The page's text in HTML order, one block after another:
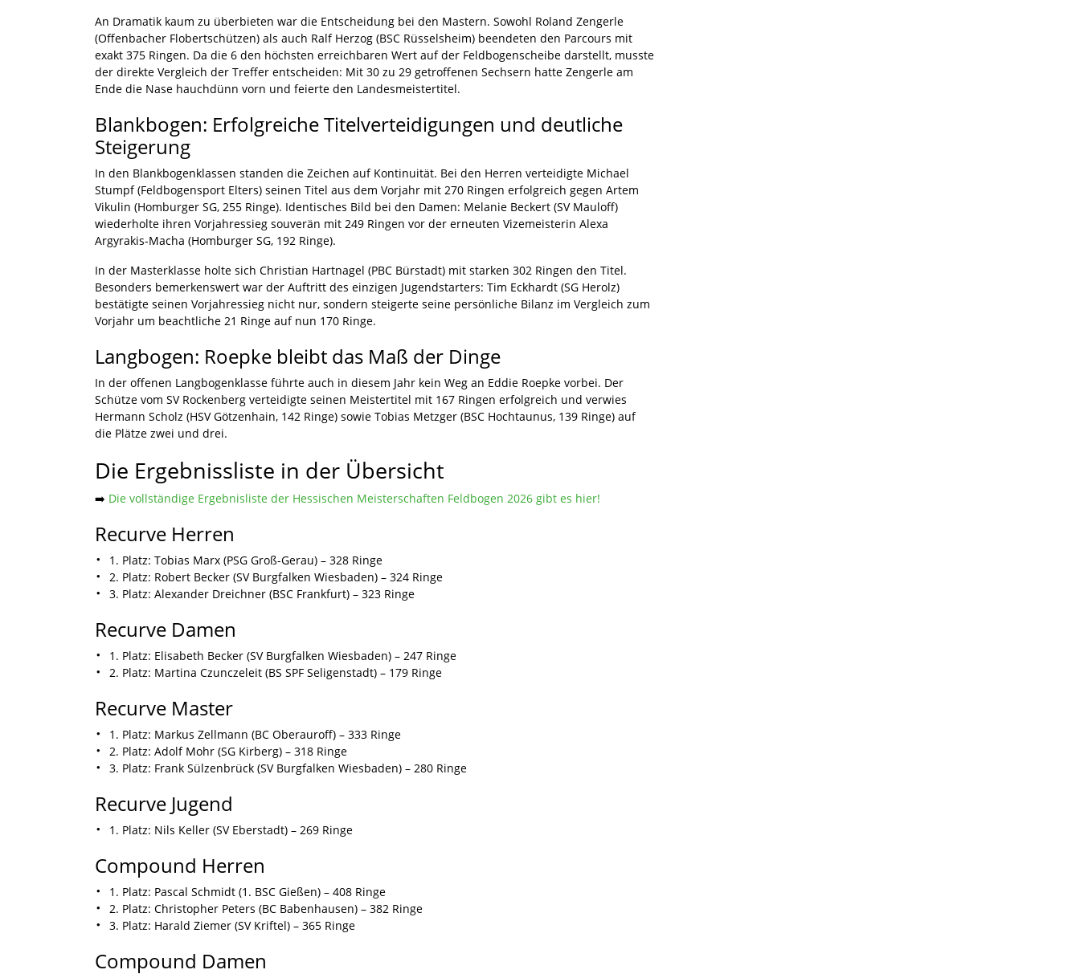
An Dramatik kaum zu überbieten war die Entscheidung bei den Mastern. Sowohl Roland Zengerle
(Offenbacher Flobertschützen) als auch Ralf Herzog (BSC Rüsselsheim) beendeten den Parcours mit
exakt 375 Ringen. Da die 6 den höchsten erreichbaren Wert auf der Feldbogenscheibe darstellt, musste
der direkte Vergleich der Treffer entscheiden: Mit 30 zu 29 getroffenen Sechsern hatte Zengerle am
Ende die Nase hauchdünn vorn und feierte den Landesmeistertitel.
Blankbogen: Erfolgreiche Titelverteidigungen und deutliche
Steigerung
In den Blankbogenklassen standen die Zeichen auf Kontinuität. Bei den Herren verteidigte Michael
Stumpf (Feldbogensport Elters) seinen Titel aus dem Vorjahr mit 270 Ringen erfolgreich gegen Artem
Vikulin (Homburger SG, 255 Ringe). Identisches Bild bei den Damen: Melanie Beckert (SV Mauloff)
wiederholte ihren Vorjahressieg souverän mit 249 Ringen vor der erneuten Vizemeisterin Alexa
Argyrakis-Macha (Homburger SG, 192 Ringe).
In der Masterklasse holte sich Christian Hartnagel (PBC Bürstadt) mit starken 302 Ringen den Titel.
Besonders bemerkenswert war der Auftritt des einzigen Jugendstarters: Tim Eckhardt (SG Herolz)
bestätigte seinen Vorjahressieg nicht nur, sondern steigerte seine persönliche Bilanz im Vergleich zum
Vorjahr um beachtliche 21 Ringe auf nun 170 Ringe.
Langbogen: Roepke bleibt das Maß der Dinge
In der offenen Langbogenklasse führte auch in diesem Jahr kein Weg an Eddie Roepke vorbei. Der
Schütze vom SV Rockenberg verteidigte seinen Meistertitel mit 167 Ringen erfolgreich und verwies
Hermann Scholz (HSV Götzenhain, 142 Ringe) sowie Tobias Metzger (BSC Hochtaunus, 139 Ringe) auf
die Plätze zwei und drei.
Die Ergebnissliste in der Übersicht
➡️ Die vollständige Ergebnisliste der Hessischen Meisterschaften Feldbogen 2026 gibt es hier!
Recurve Herren
1. Platz: Tobias Marx (PSG Groß-Gerau) – 328 Ringe
2. Platz: Robert Becker (SV Burgfalken Wiesbaden) – 324 Ringe
3. Platz: Alexander Dreichner (BSC Frankfurt) – 323 Ringe
Recurve Damen
1. Platz: Elisabeth Becker (SV Burgfalken Wiesbaden) – 247 Ringe
2. Platz: Martina Czunczeleit (BS SPF Seligenstadt) – 179 Ringe
Recurve Master
1. Platz: Markus Zellmann (BC Oberauroff) – 333 Ringe
2. Platz: Adolf Mohr (SG Kirberg) – 318 Ringe
3. Platz: Frank Sülzenbrück (SV Burgfalken Wiesbaden) – 280 Ringe
Recurve Jugend
1. Platz: Nils Keller (SV Eberstadt) – 269 Ringe
Compound Herren
1. Platz: Pascal Schmidt (1. BSC Gießen) – 408 Ringe
2. Platz: Christopher Peters (BC Babenhausen) – 382 Ringe
3. Platz: Harald Ziemer (SV Kriftel) – 365 Ringe
Compound Damen